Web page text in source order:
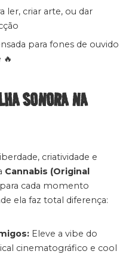
ler, criar arte, ou dar
para fones de ouvido
SONORA NA
criatividade e
Cannabis (Original
cada momento
ela faz total diferença:
Eleve a vibe do
cinematográfico e cool